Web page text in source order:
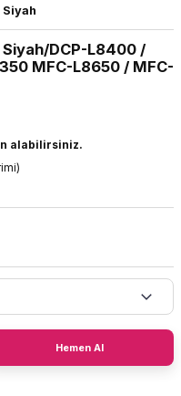
DCP-L8400 /
MFC-L8650 / MFC-
alabilirsiniz.
Hemen Al